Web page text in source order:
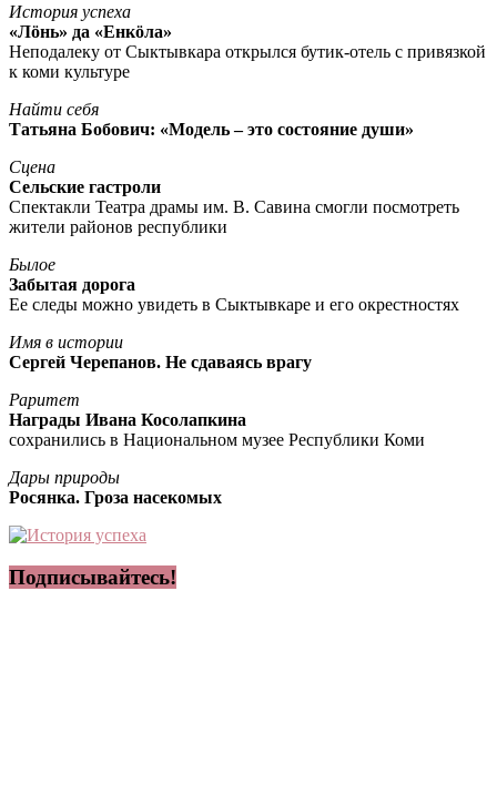
История успеха
«Лöнь» да «Енкöла»
Неподалеку от Сыктывкара открылся бутик-отель с привязкой
к коми культуре
Найти себя
Татьяна Бобович: «Модель – это состояние души»
Сцена
Сельские гастроли
Спектакли Театра драмы им. В. Савина смогли посмотреть
жители районов республики
Былое
Забытая дорога
Ее следы можно увидеть в Сыктывкаре и его окрестностях
Имя в истории
Сергей Черепанов. Не сдаваясь врагу
Раритет
Награды Ивана Косолапкина
сохранились в Национальном музее Республики Коми
Дары природы
Росянка. Гроза насекомых
Подписывайтесь!